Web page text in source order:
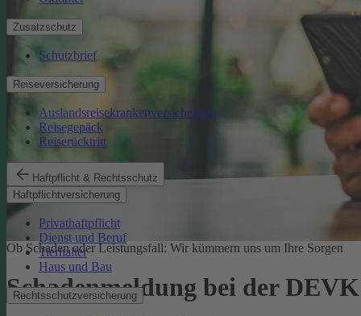
Zusatzschutz
Schutzbrief
Reiseversicherung
Auslandsreisekrankenversicherung
Reisegepäck
Reiserücktritt
Haftpflicht & Rechtsschutz
Haftpflichtversicherung
Privathaftpflicht
Dienst und Beruf
Tierhalter
Haus und Bau
Rechtsschutzversicherung
Ob Schaden oder Leistungsfall: Wir kümmern uns um Ihre Sorgen
Schadenmeldung bei der DEVK